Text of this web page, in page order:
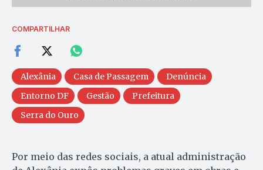
COMPARTILHAR
Alexânia Casa de Passagem
Denúncia
Entorno DF
Gestão
Prefeitura
Serra do Ouro
Por meio das redes sociais, a atual administração